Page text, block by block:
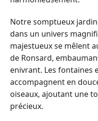
Notre somptueux
dans un univers
majestueux se mêlent
de Ronsard,
enivrant. Les fontaines
accompagnent en
oiseaux, ajoutant une
précieux.